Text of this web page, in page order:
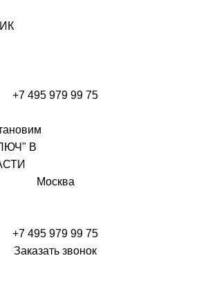
+7 495 979 99 75
Москва
+7 495 979 99 75
Заказать звонок